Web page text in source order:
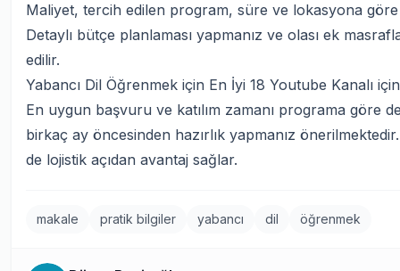
Maliyet, tercih edilen program, süre ve lokasyona
Detaylı bütçe planlaması yapmanız ve olası ek
edilir.
Yabancı Dil Öğrenmek için En İyi 18 Youtube Kanalı
En uygun başvuru ve katılım zamanı programa göre
birkaç ay öncesinden hazırlık yapmanız
de lojistik açıdan avantaj sağlar.
makale pratik bilgiler yabancı dil öğrenmek